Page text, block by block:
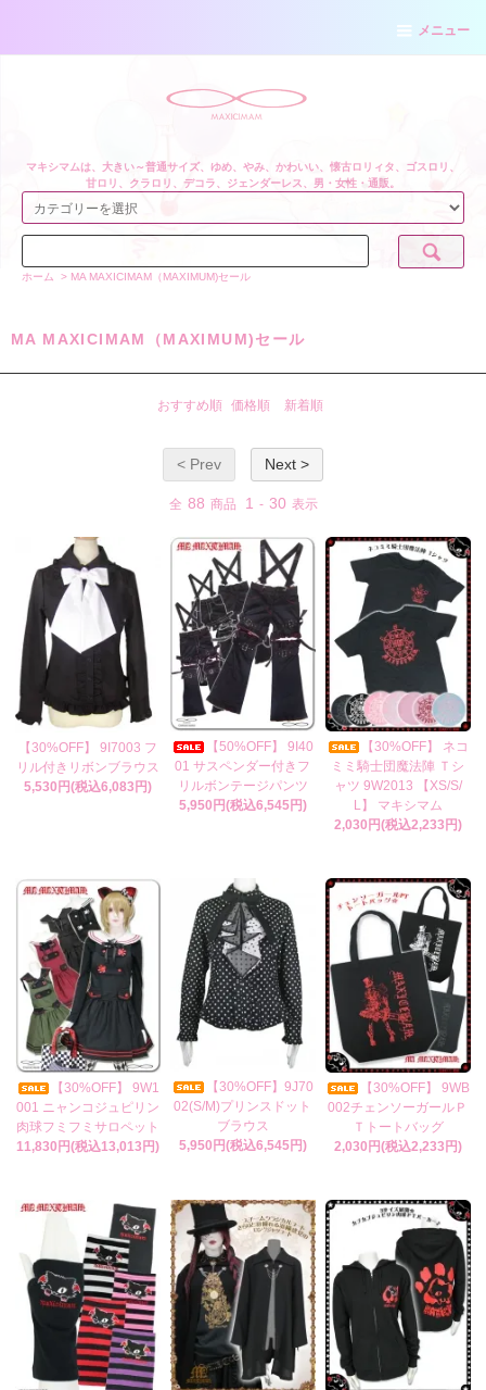
メニュー
マキシマムは、大きい～普通サイズ、ゆめ、やみ、かわいい、懐古ロリィタ、ゴスロリ、
甘ロリ、クラロリ、デコラ、ジェンダーレス、男・女性・通販。
ホーム > MA MAXICIMAM（MAXIMUM)セール
MA MAXICIMAM（MAXIMUM)セール
おすすめ順 価格順 新着順
< Prev Next >
全 88 商品 1 - 30 表示
【30%OFF】 9I7003 フ
リル付きリボンブラウス
5,530円(税込6,083円)
【50%OFF】 9I40
01 サスペンダー付きフ
リルボンテージパンツ
5,950円(税込6,545円)
【30%OFF】 ネコ
ミミ騎士団魔法陣 Ｔシ
ャツ 9W2013 【XS/S/
L】 マキシマム
2,030円(税込2,233円)
【30%OFF】 9W1
001 ニャンコジュピリン
肉球フミフミサロペット
11,830円(税込13,013円)
【30%OFF】9J70
02(S/M)プリンスドット
ブラウス
5,950円(税込6,545円)
【30%OFF】 9WB
002チェンソーガールＰ
Ｔトートバッグ
2,030円(税込2,233円)